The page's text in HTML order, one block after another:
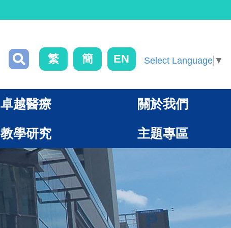
繁 簡 EN Select Language ▼
卓越醫療 關於我們
教學研究 主題專區